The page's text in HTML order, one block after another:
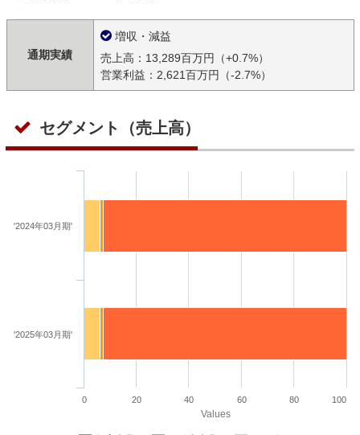
通期実績
増収・減益
売上高：13,289百万円（+0.7%）
営業利益：2,621百万円（-2.7%）
セグメント（売上高）
Values
'2024年03月期'
'2025年03月期'
0 20 40 60 80 100